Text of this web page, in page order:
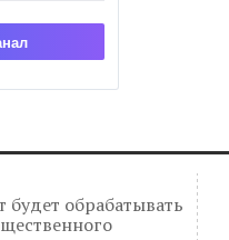
обрабатывать